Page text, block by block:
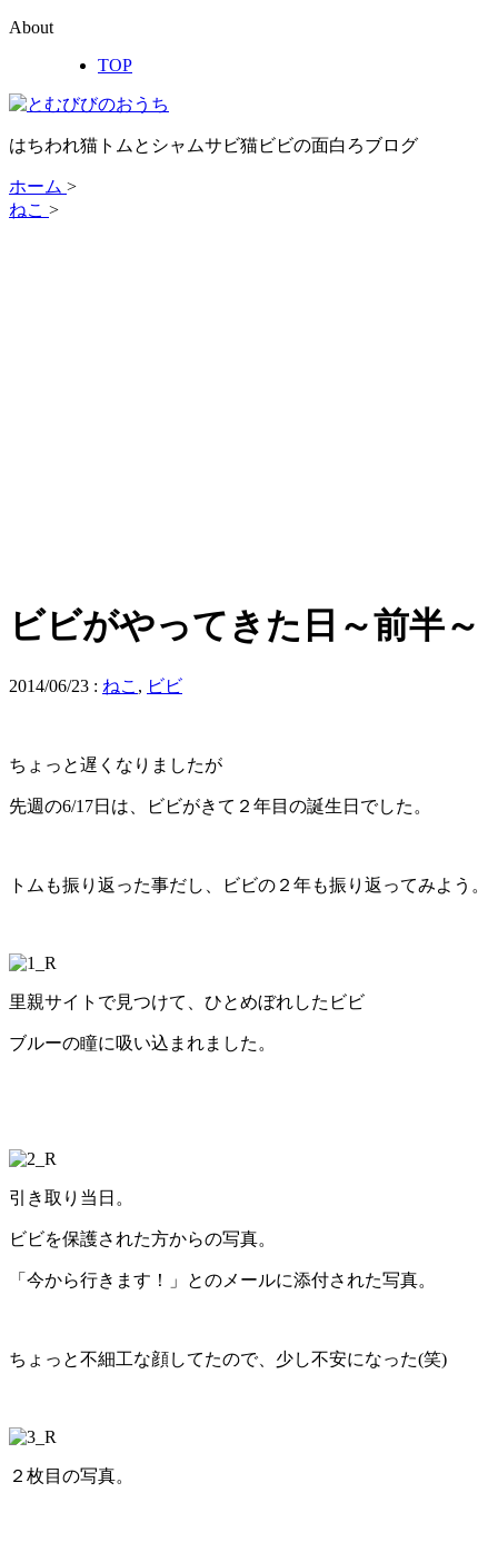
About
TOP
はちわれ猫トムとシャムサビ猫ビビの面白ろブログ
ホーム >
ねこ >
ビビがやってきた日～前半～
2014/06/23 : ねこ , ビビ
ちょっと遅くなりましたが
先週の6/17日は、ビビがきて２年目の誕生日でした。
トムも振り返った事だし、ビビの２年も振り返ってみよう。
里親サイトで見つけて、ひとめぼれしたビビ
ブルーの瞳に吸い込まれました。
引き取り当日。
ビビを保護された方からの写真。
「今から行きます！」とのメールに添付された写真。
ちょっと不細工な顔してたので、少し不安になった(笑)
２枚目の写真。